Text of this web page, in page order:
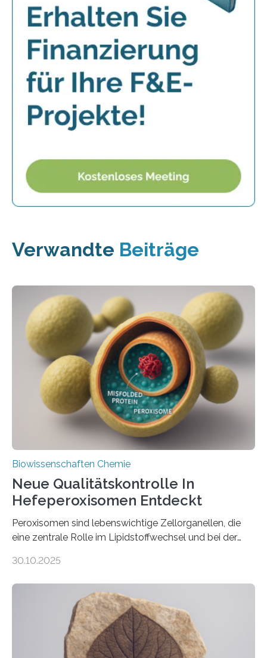
Verwandte Beiträge
Biowissenschaften Chemie
Neue Qualitätskontrolle In
Hefeperoxisomen Entdeckt
Peroxisomen sind lebenswichtige Zellorganellen, die
eine zentrale Rolle im Lipidstoffwechsel und bei der
erfüllen können, müssen zahlreiche Enzyme präzise in
der Ruhr-Universität Bochum um Prof. Dr. Ralf Erdmann
und Dr. Ismaila Francis Yusuf hat nun einen bislang
unbekannten Qualitätskontrollmechanismus des
peroxisomalen Proteintransports in der Bäckerhefe
Saccharomyces cerevisiae entdeckt, der für die
30.10.2025